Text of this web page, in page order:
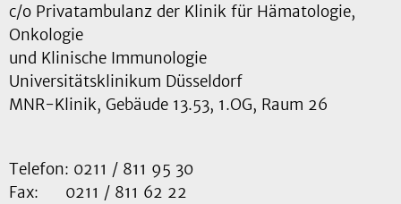
c/o Privatambulanz der Klinik für Hämatologie,
Onkologie
und Klinische Immunologie
Universitätsklinikum Düsseldorf
MNR-Klinik, Gebäude 13.53, 1.OG, Raum 26
Telefon: 0211 / 811 95 30
Fax: 0211 / 811 62 22